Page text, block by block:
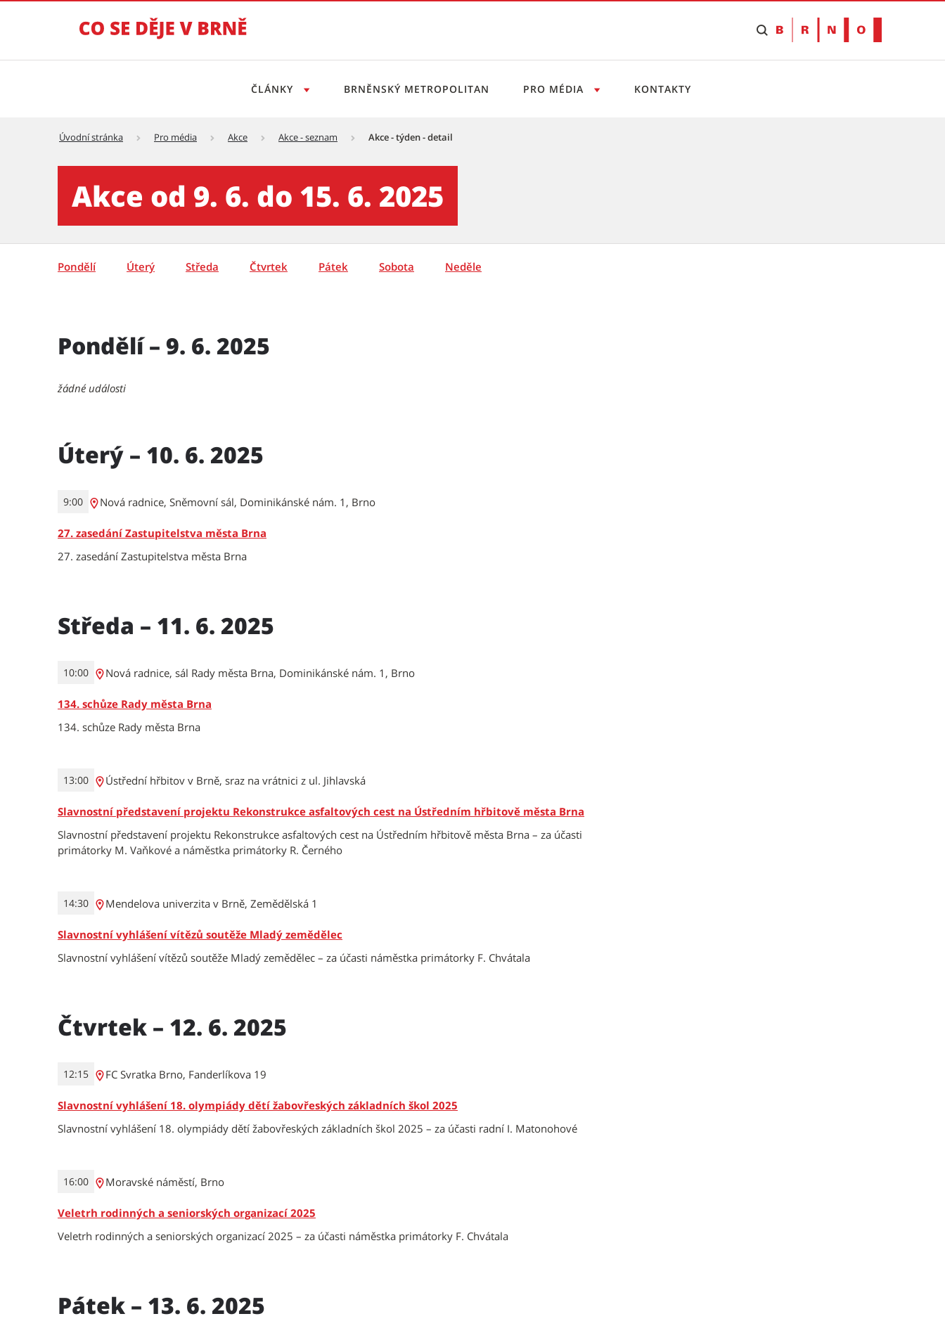
Akce - týden - detail - Tiskový servis
ČLÁNKY BRNĚNSKÝ METROPOLITAN PRO MÉDIA KONTAKTY
Úvodní stránka Pro média Akce Akce - seznam Akce - týden - detail
Akce od 9. 6. do 15. 6. 2025
Pondělí Úterý Středa Čtvrtek Pátek Sobota Neděle
Pondělí – 9. 6. 2025
žádné události
Úterý – 10. 6. 2025
9:00 Nová radnice, Sněmovní sál, Dominikánské nám. 1, Brno
27. zasedání Zastupitelstva města Brna
27. zasedání Zastupitelstva města Brna
Středa – 11. 6. 2025
10:00 Nová radnice, sál Rady města Brna, Dominikánské nám. 1, Brno
134. schůze Rady města Brna
134. schůze Rady města Brna
13:00 Ústřední hřbitov v Brně, sraz na vrátnici z ul. Jihlavská
Slavnostní představení projektu Rekonstrukce asfaltových cest na Ústředním hřbitově města Brna
Slavnostní představení projektu Rekonstrukce asfaltových cest na Ústředním hřbitově města Brna – za účasti
primátorky M. Vaňkové a náměstka primátorky R. Černého
14:30 Mendelova univerzita v Brně, Zemědělská 1
Slavnostní vyhlášení vítězů soutěže Mladý zemědělec
Slavnostní vyhlášení vítězů soutěže Mladý zemědělec – za účasti náměstka primátorky F. Chvátala
Čtvrtek – 12. 6. 2025
12:15 FC Svratka Brno, Fanderlíkova 19
Slavnostní vyhlášení 18. olympiády dětí žabovřeských základních škol 2025
Slavnostní vyhlášení 18. olympiády dětí žabovřeských základních škol 2025 – za účasti radní I. Matonohové
16:00 Moravské náměstí, Brno
Veletrh rodinných a seniorských organizací 2025
Veletrh rodinných a seniorských organizací 2025 – za účasti náměstka primátorky F. Chvátala
Pátek – 13. 6. 2025